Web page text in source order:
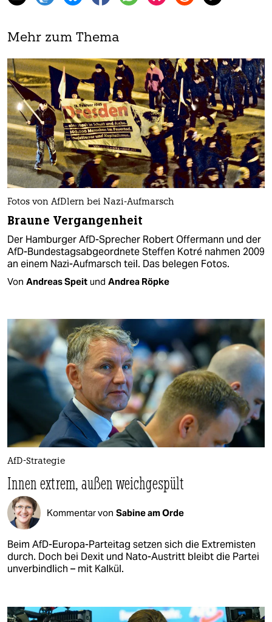
Mehr zum Thema
Fotos von AfDlern bei Nazi-Aufmarsch
Braune Vergangenheit
Der Hamburger AfD-Sprecher Robert Offermann und der
AfD-Bundestagsabgeordnete Steffen Kotré nahmen 2009
an einem Nazi-Aufmarsch teil. Das belegen Fotos.
Von Andreas Speit und Andrea Röpke
AfD-Strategie
Innen extrem, außen weichgespült
Kommentar von Sabine am Orde
Beim AfD-Europa-Parteitag setzen sich die Extremisten
durch. Doch bei Dexit und Nato-Austritt bleibt die Partei
unverbindlich – mit Kalkül.